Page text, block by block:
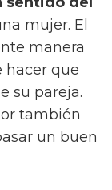
mujer. El
manera
hacer que
su pareja.
también
un buen